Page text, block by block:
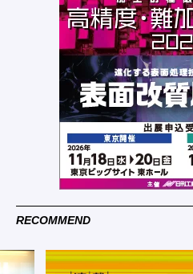
RECOMMEND